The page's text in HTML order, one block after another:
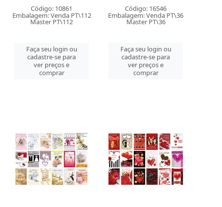
Código: 10861
Embalagem: Venda PT\112
Master PT\112
Faça seu login ou
cadastre-se para
ver preços e
comprar
Código: 16546
Embalagem: Venda PT\36
Master PT\36
Faça seu login ou
cadastre-se para
ver preços e
comprar